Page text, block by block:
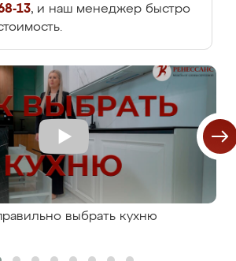
13, и наш менеджер быстро
выбрать кухню